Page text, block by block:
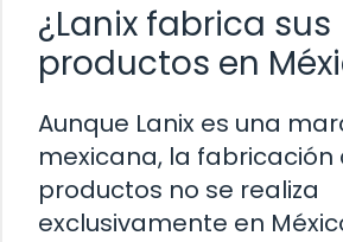
¿Lanix fabrica sus
productos en
Aunque Lanix es una
mexicana, la fabricación
productos no se realiza
exclusivamente en